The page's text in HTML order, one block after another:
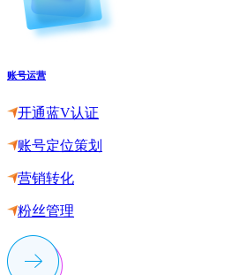
账号运营
开通蓝V认证
账号定位策划
营销转化
粉丝管理